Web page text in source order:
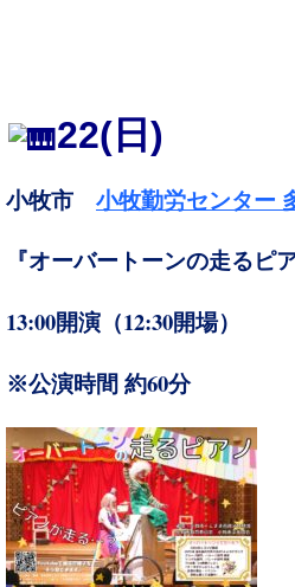
22(日)
小牧市 小牧勤労センター
『オーバートーンの走るピア
13:00開演（12:30開場）
※公演時間 約60分